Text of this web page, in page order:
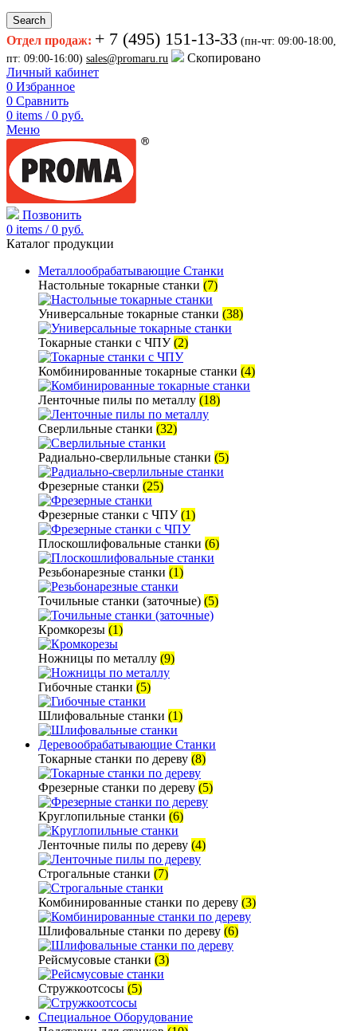
Search
Отдел продаж: + 7 (495) 151-13-33 (пн-чт: 09:00-18:00,
пт: 09:00-16:00) sales@promaru.ru
Скопировано
Личный кабинет
0 Избранное
0 Сравнить
0 items / 0 руб.
Меню
Позвонить
0 items / 0 руб.
Каталог продукции
Металлообрабатывающие Станки
Настольные токарные станки (7)
Универсальные токарные станки (38)
Токарные станки с ЧПУ(2)
Комбинированные токарные станки (4)
Ленточные пилы по металлу (18)
Сверлильные станки (32)
Радиально-сверлильные станки (5)
Фрезерные станки (25)
Фрезерные станки с ЧПУ(1)
Плоскошлифовальные станки (6)
Резьбонарезные станки (1)
Точильные станки (заточные) (5)
Кромкорезы (1)
Ножницы по металлу (9)
Гибочные станки (5)
Шлифовальные станки (1)
Деревообрабатывающие Станки
Токарные станки по дереву (8)
Фрезерные станки по дереву (5)
Круглопильные станки (6)
Ленточные пилы по дереву (4)
Строгальные станки (7)
Комбинированные станки по дереву (3)
Шлифовальные станки по дереву (6)
Рейсмусовые станки (3)
Стружкоотсосы (5)
Специальное Оборудование